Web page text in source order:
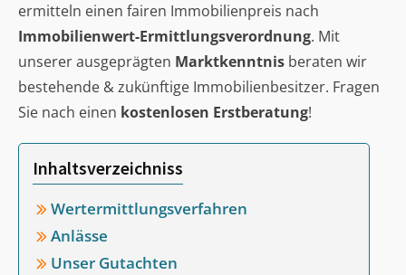
ermitteln einen fairen Immobilienpreis nach
Immobilienwert-Ermittlungsverordnung. Mit
unserer ausgeprägten Marktkenntnis beraten wir
bestehende & zukünftige Immobilienbesitzer. Fragen
Sie nach einen kostenlosen Erstberatung!
Inhaltsverzeichniss
Wertermittlungsverfahren
Anlässe
Unser Gutachten